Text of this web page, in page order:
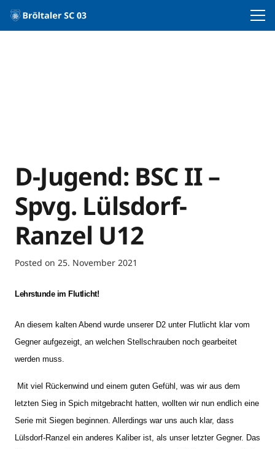
D-Jugend: BSC II –
Spvg. Lülsdorf-
Ranzel U12
Posted on 25. November 2021
Lehrstunde im Flutlicht!
An diesem kalten Abend wurde unserer D2 unter Flutlicht klar vom
Gegner aufgezeigt, an welchen Stellschrauben noch gearbeitet
werden muss.
Mit viel Rückenwind und einem guten Gefühl, was wir aus dem
letzten Sieg in Spich mitgebracht hatten, wollten wir nun endlich eine
Serie mit Siegen beginnen. Allerdings war uns auch klar, dass
Lülsdorf-Ranzel ein anderes Kaliber ist, als unser letzter Gegner. Das